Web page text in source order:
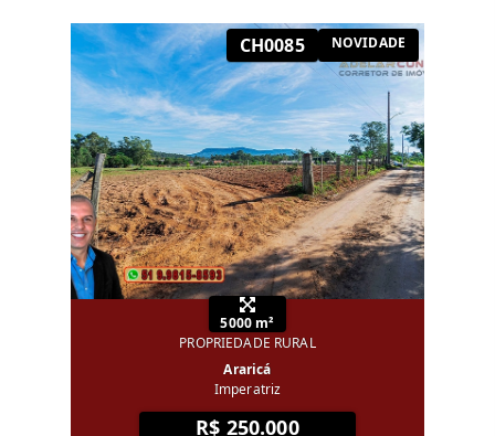
CH0085 NOVIDADE
5000 m²
PROPRIEDADE RURAL
Araricá
Imperatriz
R$ 250.000